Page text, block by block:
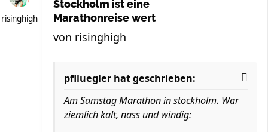
risinghigh
Stockholm ist eine
Marathonreise wert
von risinghigh
pflluegler hat geschrieben:
Am Samstag Marathon in stockholm. War
ziemlich kalt, nass und windig: